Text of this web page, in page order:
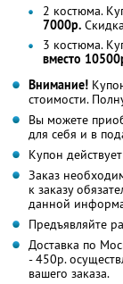
2 костюма.
7000р.
3 костюма.
вместо
Внимание!
стоимости.
Вы можете
для себя и в
Купон
Заказ
к заказу
данной
Предъявляйте
Доставка по
- 450р.
вашего заказа.